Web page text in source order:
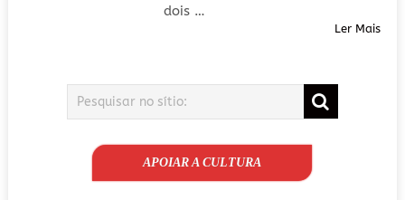
dois …
Ler Mais
APOIAR A CULTURA